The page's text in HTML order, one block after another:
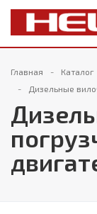
Главная Каталог
Дизельные